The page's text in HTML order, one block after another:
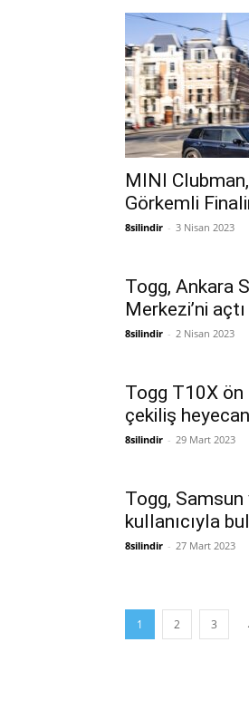
MINI
Görkemli
8silindir - 3 Nisan 2023
Togg, Ankara
Merkezi’ni açtı
8silindir - 2 Nisan 2023
Togg T10X ön
çekiliş
8silindir - 29 Mart 2023
Togg, Samsun
kullanıcıyla
8silindir - 27 Mart 2023
1 2 3